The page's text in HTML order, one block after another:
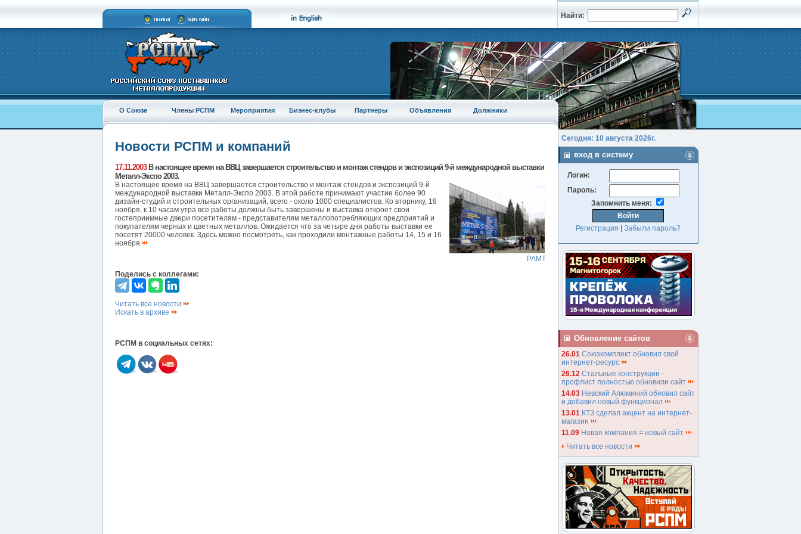
Найти:
О Союзе Члены РСПМ Мероприятия Бизнес-клубы Партнеры Объявления Должники
Новости РСПМ и компаний
17.11.2003В настоящее время на ВВЦ завершается строительство и монтаж стендов и экспозиций 9-й международной выставки
Металл-Экспо 2003.
В настоящее время на ВВЦ завершается строительство и монтаж стендов и экспозиций 9-й
международной выставки Металл-Экспо 2003. В этой работе принимают участие более 90
дизайн-студий и строительных организаций, всего - около 1000 специалистов. Ко вторнику, 18
ноября, к 10 часам утра все работы должны быть завершены и выставка откроет свои
гостеприимные двери посетителям - представителям металлопотребляющих предприятий и
покупателям черных и цветных металлов. Ожидается что за четыре дня работы выставки ее
посетят 20000 человек. Здесь можно посмотреть, как проходили монтажные работы 14, 15 и 16
ноября
РАМТ
Поделись с коллегами:
Читать все новости
Искать в архиве
РСПМ в социальных сетях:
Сегодня: 10 августа 2026г.
вход в систему
Логин:
Пароль:
Запомнить меня:
Регистрация Забыли пароль?
Обновление сайтов
26.01 Союзкомплект обновил свой
интернет-ресурс
26.12 Стальные конструкции -
профлист полностью обновили сайт
14.03 Невский Алюминий обновил сайт
и добавил новый функционал
13.01 КТЗ сделал акцент на интернет-
магазин
11.09 Новая компания = новый сайт
Читать все новости